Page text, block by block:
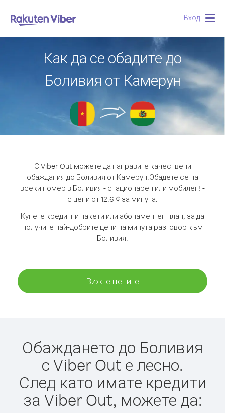
Вход
Как да се обадите до
Боливия от Камерун
С Viber Out можете да направите качествени
обаждания до Боливия от Камерун.Обадете се на
всеки номер в Боливия - стационарен или мобилен! -
с цени от 12.6 ¢ за минута.
Купете кредитни пакети или абонаментен план, за да
получите най-добрите цени на минута разговор към
Боливия.
Вижте цените
Обаждането до Боливия
с Viber Out е лесно.
След като имате кредити
за Viber Out, можете да: